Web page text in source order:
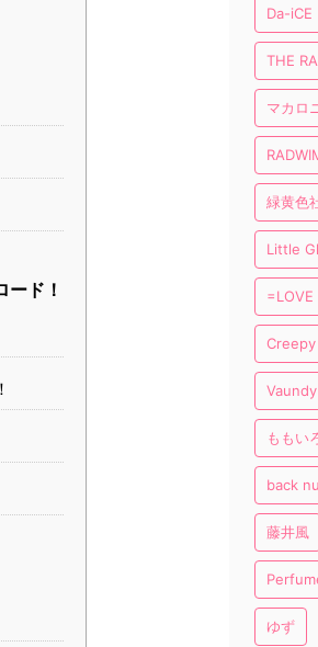
ド！
Da-iCE
THE
マカロ
緑黄色
Little
=LOVE
Vaundy
ももい
back
藤井風
ゆず